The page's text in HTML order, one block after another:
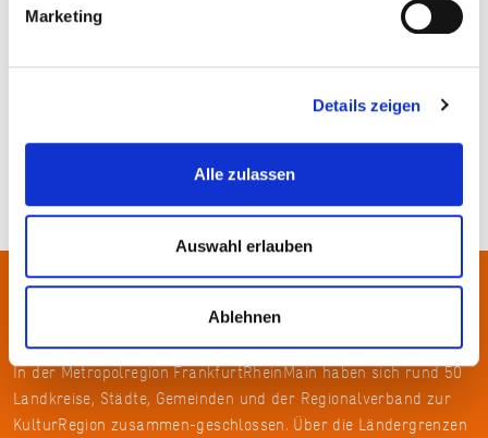
Marketing
Details zeigen
Alle zulassen
Auswahl erlauben
Ablehnen
In der Metropolregion FrankfurtRheinMain haben sich rund 50
Landkreise, Städte, Gemeinden und der Regionalverband zur
KulturRegion zusammen-geschlossen. Über die Ländergrenzen